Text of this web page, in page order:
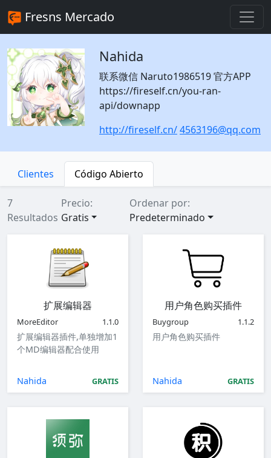
Fresns Mercado
Nahida
联系微信 Naruto1986519 官方APP
https://fireself.cn/you-ran-
api/downapp
http://fireself.cn/4563196@qq.com
Clientes Código Abierto
7
Resultados
Precio:
Gratis
Ordenar por:
Predeterminado
扩展编辑器
MoreEditor 1.1.0
扩展编辑器插件,单独增加1
个MD编辑器配合使用
Nahida GRATIS
用户角色购买插件
Buygroup 1.1.2
用户角色购买插件
Nahida GRATIS